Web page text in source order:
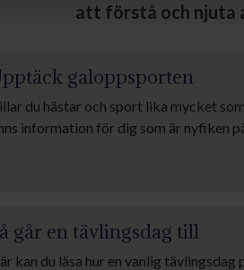
att förstå och njuta
galoppsporten
du hästar och sport lika mycket
information för dig som är nyfiken
går en tävlingsdag till
kan du läsa hur en vanlig tävlingsdag